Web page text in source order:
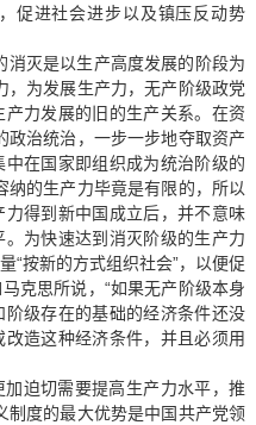
促进社会进步以及镇压反动势
消灭是以生产高度发展的阶段为
，为发展生产力，无产阶级政党
力发展的旧的生产关系。在资
政治统治，一步一步地夺取资产
在国家即组织成为统治阶级的
纳的生产力毕竟是有限的，所以
得到新中国成立后，并不意味
为快速达到消灭阶级的生产力
“按新的方式组织社会”，以便促
克思所说，“如果无产阶级本身
级存在的基础的经济条件还没
造这种经济条件，并且必须用
迫切需要提高生产力水平，推
制度的最大优势是中国共产党领